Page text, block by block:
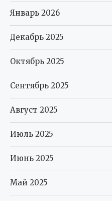
Январь 2026
Декабрь 2025
Октябрь 2025
Сентябрь 2025
Август 2025
Июль 2025
Июнь 2025
Май 2025